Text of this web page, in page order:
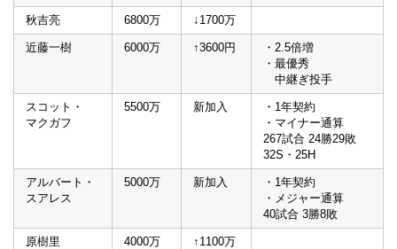
秋吉亮 6800万 ↓1700万
近藤一樹 6000万 ↑3600円
・2.5倍増
・最優秀
中継ぎ投手
スコット・
マクガフ
5500万 新加入
・1年契約
・マイナー通算
267試合 24勝29敗
32S・25H
アルバート・
スアレス
5000万 新加入
・1年契約
・メジャー通算
40試合 3勝8敗
原樹里 4000万 ↑1100万